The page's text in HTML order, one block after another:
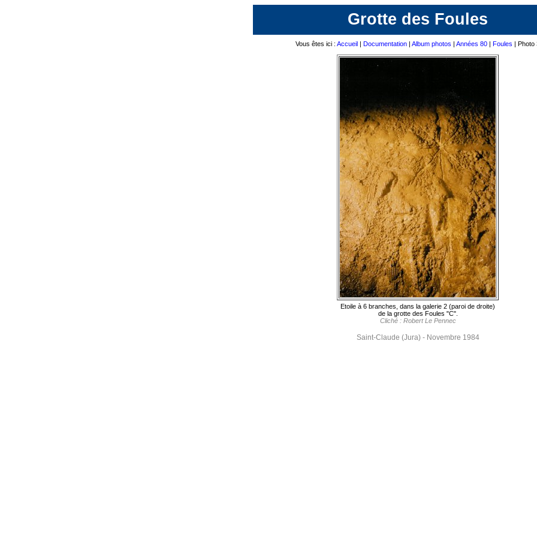
Grotte des Foules
Vous êtes ici : Accueil | Documentation | Album photos | Années 80 | Foules | Photo
Etoile à 6 branches, dans la galerie 2 (paroi de droite)
de la grotte des Foules "C".
Cliché : Robert Le Pennec
Saint-Claude (Jura) - Novembre 1984